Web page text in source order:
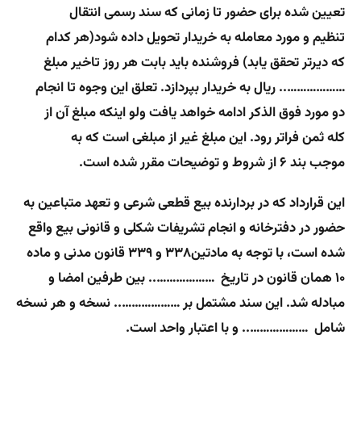
تعیین شده برای حضور تا زمانی که سند رسمی انتقال
تنظیم و مورد معامله به خریدار تحویل داده شود(هر کدام
که دیرتر تحقق یابد) فروشنده باید بابت هر روز تاخیر مبلغ
……………….. ریال به خریدار بپردازد. تعلق این وجوه تا انجام
دو مورد فوق الذکر ادامه خواهد یافت ولو اینکه مبلغ آن از
کله ثمن فراتر رود. این مبلغ غیر از مبلغی است که به
موجب بند ۶ از شروط و توضیحات مقرر شده است.
این قرارداد که در بردارنده بیع قطعی شرعی و تعهد متباعین به
حضور در دفترخانه و انجام تشریفات شکلی و قانونی بیع واقع
شده است، با توجه به مادتین۳۳۸ و ۳۳۹ قانون مدنی و ماده
۱۰ همان قانون در تاریخ ……………….. بین طرفین امضا و
مبادله شد. این سند مشتمل بر ……………….. نسخه و هر نسخه
شامل ……………….. و با اعتبار واحد است.